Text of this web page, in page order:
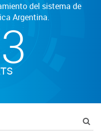
del sistema de
Argentina.